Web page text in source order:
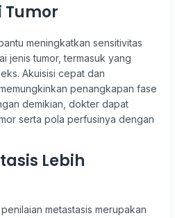
Tumor
meningkatkan sensitivitas
jenis tumor, termasuk yang
Akuisisi cepat dan
penangkapan fase
demikian, dokter dapat
serta pola perfusinya dengan
Lebih
metastasis merupakan